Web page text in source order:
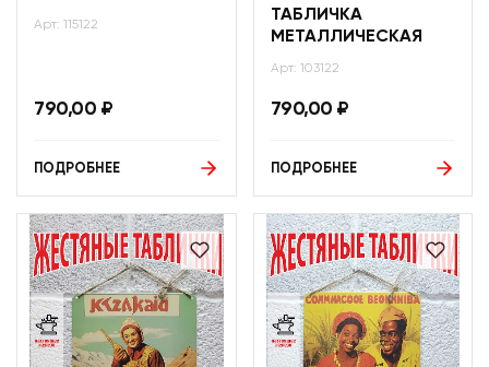
Арт: 115122
790,00 ₽
ПОДРОБНЕЕ
ТАБЛИЧКА
МЕТАЛЛИЧЕСКАЯ
Арт: 103122
790,00 ₽
ПОДРОБНЕЕ